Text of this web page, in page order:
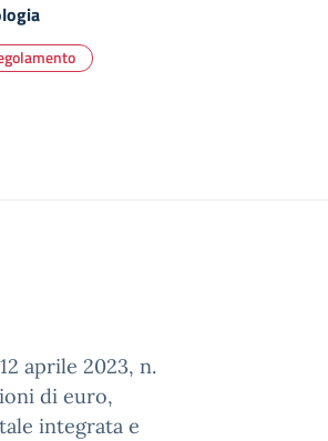
aprile 2023, n.
di euro,
integrata e